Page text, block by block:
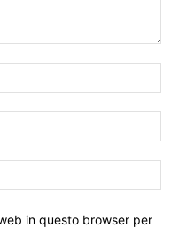
in questo browser per